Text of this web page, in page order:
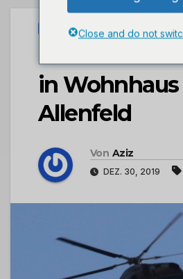
PRESSEPORTAL
POL-PDKH:
in Wohnhaus
Allenfeld
Von Aziz
DEZ. 30, 2019
Close and do not